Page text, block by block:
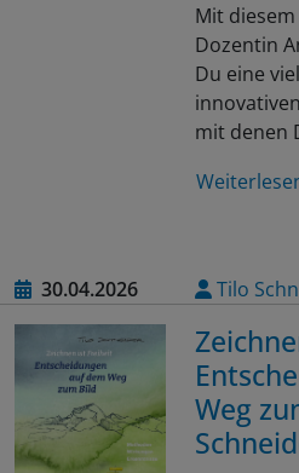
Mit
Dozentin
Du eine
mit denen
30.04.2026 Tilo
Weg